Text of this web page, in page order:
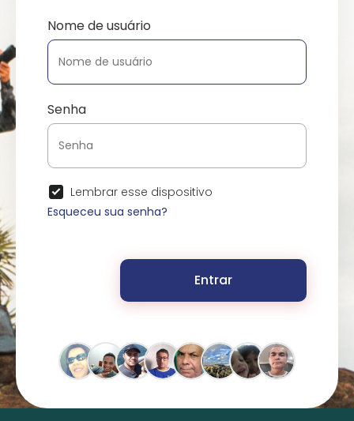
Nome de usuário
Senha
Lembrar esse dispositivo
Esqueceu sua senha?
Entrar